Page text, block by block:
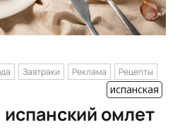
Завтраки Реклама Рецепты
испанская
омлет